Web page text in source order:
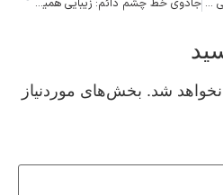
شد. بخش‌های موردنیاز